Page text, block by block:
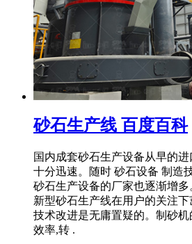
砂石生产线 百度百科
国内成套砂石生产设备从早的
十分迅速。随时 砂石设备 制造
砂石生产设备的厂家也逐渐增
新型砂石生产线在用户的关注
技术改进是无庸置疑的。制砂
效率,转 .